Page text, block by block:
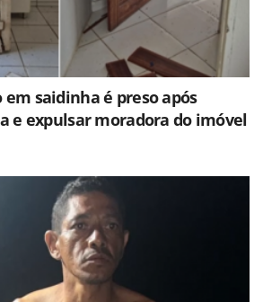
saidinha é preso após
e expulsar moradora do imóvel